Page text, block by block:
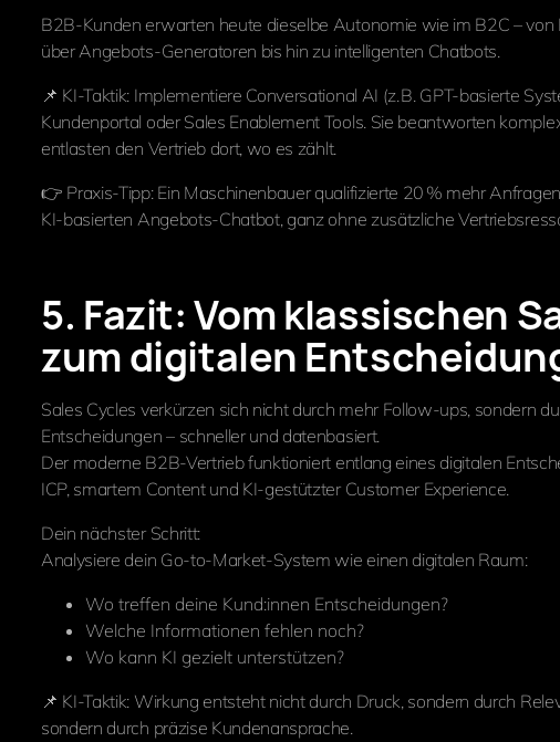
B2B-Kunden erwarten heute dieselbe Autonomie wie im B2C – von
über Angebots-Generatoren bis hin zu intelligenten Chatbots.
📌 KI-Taktik: Implementiere Conversational AI (z. B. GPT-basierte
Kundenportal oder Sales Enablement Tools. Sie beantworten
entlasten den Vertrieb dort, wo es zählt.
👉 Praxis-Tipp: Ein Maschinenbauer qualifizierte 20 % mehr
KI-basierten Angebots-Chatbot, ganz ohne zusätzliche
5. Fazit: Vom klassischen
zum digitalen
Sales Cycles verkürzen sich nicht durch mehr Follow-ups, sondern
Entscheidungen – schneller und datenbasiert.
Der moderne B2B-Vertrieb funktioniert entlang eines digitalen
ICP, smartem Content und KI-gestützter Customer Experience.
Dein nächster Schritt:
Analysiere dein Go-to-Market-System wie einen digitalen Raum:
Wo treffen deine Kund:innen Entscheidungen?
Welche Informationen fehlen noch?
Wo kann KI gezielt unterstützen?
📌 KI-Taktik: Wirkung entsteht nicht durch Druck, sondern durch
sondern durch präzise Kundenansprache.